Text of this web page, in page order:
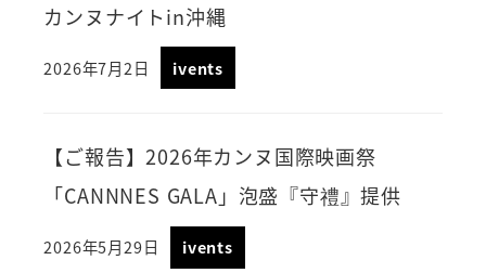
カンヌナイトin沖縄
2026年7月2日 ivents
【ご報告】2026年カンヌ国際映画祭
「CANNNES GALA」泡盛『守禮』提供
2026年5月29日 ivents